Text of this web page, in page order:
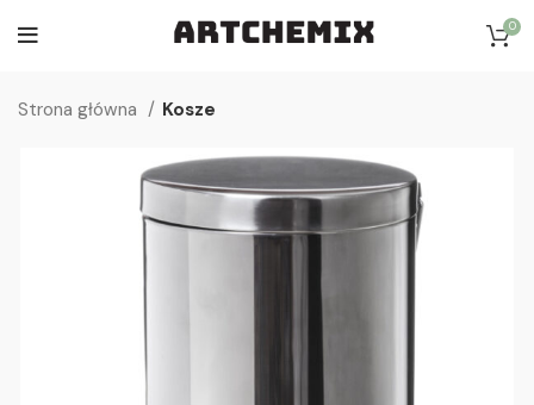
0
Strona główna Kosze